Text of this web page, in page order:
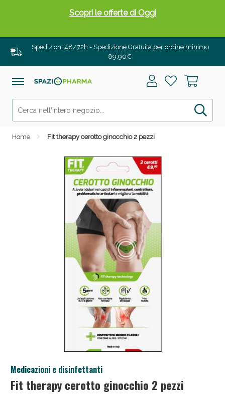
Spedizioni 48/72h - Spedizione Gratuita per ordine minimo
89,90€
Home Fit therapy cerotto ginocchio 2 pezzi
Medicazioni e disinfettanti
Fit therapy cerotto ginocchio 2 pezzi
Scopri le offerte di Oggi
Drenanti e Pancia Piatta: Sconti fino al 55% validi
solo per OGGI!
Salini e Multivitaminici: oggi Sconto extra fino al